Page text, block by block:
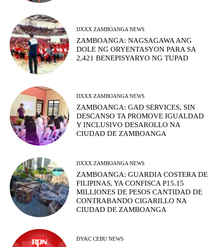
DXXX ZAMBOANGA NEWS
ZAMBOANGA: NAGSAGAWA ANG
DOLE NG ORYENTASYON PARA SA
2,421 BENEPISYARYO NG TUPAD
DXXX ZAMBOANGA NEWS
ZAMBOANGA: GAD SERVICES, SIN
DESCANSO TA PROMOVE IGUALDAD
Y INCLUSIVO DESAROLLO NA
CIUDAD DE ZAMBOANGA
DXXX ZAMBOANGA NEWS
ZAMBOANGA: GUARDIA COSTERA DE
FILIPINAS, YA CONFISCA P15.15
MILLIONES DE PESOS CANTIDAD DE
CONTRABANDO CIGARILLO NA
CIUDAD DE ZAMBOANGA
DYKC CEBU NEWS